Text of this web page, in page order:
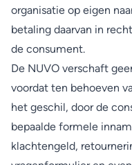
organisatie op eigen
betaling daarvan in
de consument.
De NUVO verschaft
voordat ten behoeven
het geschil, door de
bepaalde formele
klachtengeld,